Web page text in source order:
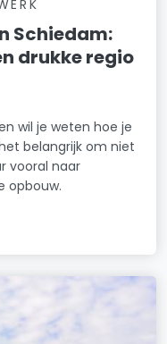
Schiedam:
drukke regio
wil je weten hoe je
belangrijk om niet
vooral naar
opbouw.